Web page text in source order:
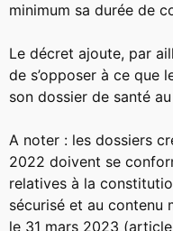
minimum sa durée de
Le décret ajoute, par
de s’opposer à ce que
son dossier de santé
A noter : les dossiers
2022 doivent se
relatives à la
sécurisé et au contenu
le 31 mars 2023